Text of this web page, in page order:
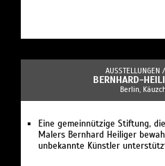
AUSSTELLUNGEN /
BERNHARD-
Berlin,
Eine gemeinnützige Stiftung,
Malers Bernhard Heiliger
unbekannte Künstler